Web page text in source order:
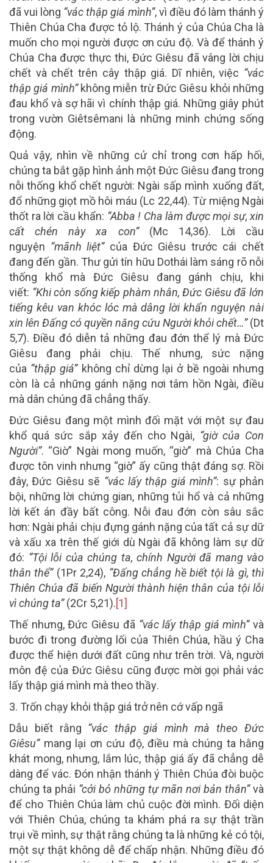
đã vui lòng “vác thập giá mình”, vì điều đó làm thánh ý
Thiên Chúa Cha được tỏ lộ. Thánh ý của Chúa Cha là
muốn cho mọi người được ơn cứu độ. Và để thánh ý
Chúa Cha được thực thi, Đức Giêsu đã vâng lời chịu
chết và chết trên cây thập giá. Dĩ nhiên, việc “vác
thập giá mình”không miễn trừ Đức Giêsu khỏi những
đau khổ và sợ hãi vì chính thập giá. Những giây phút
trong vườn Giêtsêmani là những minh chứng sống
động.
Quả vậy, nhìn về những cử chỉ trong cơn hấp hối,
chúng ta bắt gặp hình ảnh một Đức Giêsu đang trong
nỗi thống khổ chết người: Ngài sấp mình xuống đất,
đổ những giọt mồ hôi máu (Lc 22,44). Từ miệng Ngài
thốt ra lời cầu khẩn: “Abba ! Cha làm được mọi sự, xin
cất chén này xa con”(Mc 14,36). Lời cầu
nguyện “mãnh liệt”của Đức Giêsu trước cái chết
đang đến gần. Thư gửi tín hữu Dothái làm sáng rõ nỗi
thống khổ mà Đức Giêsu đang gánh chịu, khi
viết: “Khi còn sống kiếp phàm nhân, Đức Giêsu đã lớn
tiếng kêu van khóc lóc mà dâng lời khẩn nguyện nài
xin lên Đấng có quyền năng cứu Người khỏi chết…”(Dt
5,7). Điều đó diễn tả những đau đớn thể lý mà Đức
Giêsu đang phải chịu. Thế nhưng, sức nặng
của “thập giá”không chỉ dừng lại ở bề ngoài nhưng
còn là cả những gánh nặng nơi tâm hồn Ngài, điều
mà dân chúng đã chẳng thấy.
Đức Giêsu đang một mình đối mặt với một sự đau
khổ quá sức sắp xảy đến cho Ngài, “giờ của Con
Người”. “Giờ” Ngài mong muốn, “giờ” mà Chúa Cha
được tôn vinh nhưng “giờ” ấy cũng thật đáng sợ. Rồi
đây, Đức Giêsu sẽ “vác lấy thập giá mình”: sự phản
bội, những lời chứng gian, những tủi hổ và cả những
lời kết án đầy bất công. Nỗi đau đớn còn sâu sắc
hơn: Ngài phải chịu đựng gánh nặng của tất cả sự dữ
và xấu xa trên thế giới dù Ngài đã không làm sự dữ
đó: “Tội lỗi của chúng ta, chính Người đã mang vào
thân thể”(1Pr 2,24), “Đấng chẳng hề biết tội là gì, thì
Thiên Chúa đã biến Người thành hiện thân của tội lỗi
vì chúng ta”(2Cr 5,21).[1]
Thế nhưng, Đức Giêsu đã “vác lấy thập giá mình”và
bước đi trong đường lối của Thiên Chúa, hầu ý Cha
được thể hiện dưới đất cũng như trên trời. Và, người
môn đệ của Đức Giêsu cũng được mời gọi phải vác
lấy thập giá mình mà theo thầy.
3. Trốn chạy khỏi thập giá trở nên cớ vấp ngã
Dẫu biết rằng “vác thập giá mình mà theo Đức
Giêsu”mang lại ơn cứu độ, điều mà chúng ta hằng
khát mong, nhưng, lắm lúc, thập giá ấy đã chẳng dễ
dàng để vác. Đón nhận thánh ý Thiên Chúa đòi buộc
chúng ta phải “cởi bỏ những tự mãn nơi bản thân”và
để cho Thiên Chúa làm chủ cuộc đời mình. Đối diện
với Thiên Chúa, chúng ta khám phá ra sự thật trần
trụi về mình, sự thật rằng chúng ta là những kẻ có tội,
một sự thật không dễ để chấp nhận. Những điều đó